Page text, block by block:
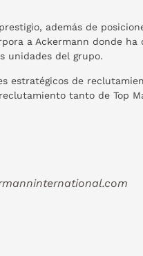
además de
a Ackermann donde ha
unidades del grupo.
estratégicos de
tanto de Top